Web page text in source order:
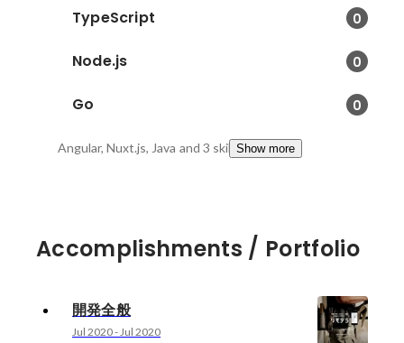
TypeScript 0
Node.js 0
Go 0
Angular, Nuxt.js, Java and 3 skillsShow more
Accomplishments / Portfolio
開発全般
Jul 2020-Jul 2020